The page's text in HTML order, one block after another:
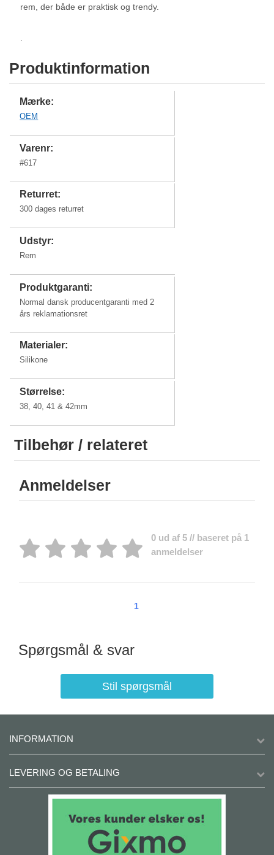
rem, der både er praktisk og trendy.
.
Produktinformation
Mærke:
OEM
Varenr:
#617
Returret:
300 dages returret
Udstyr:
Rem
Produktgaranti:
Normal dansk producentgaranti med 2
års reklamationsret
Materialer:
Silikone
Størrelse:
38, 40, 41 & 42mm
Tilbehør / relateret
Anmeldelser
0 ud af 5 // baseret på 1
anmeldelser
1
Spørgsmål & svar
Stil spørgsmål
INFORMATION
LEVERING OG BETALING